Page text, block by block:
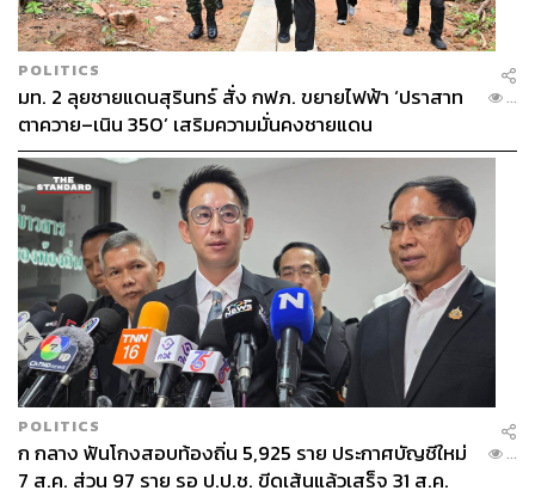
POLITICS
มท. 2 ลุยชายแดนสุรินทร์ สั่ง กฟภ. ขยายไฟฟ้า ‘ปราสาท
ตาควาย–เนิน 350’ เสริมความมั่นคงชายแดน
...
POLITICS
ก กลาง ฟันโกงสอบท้องถิ่น 5,925 ราย ประกาศบัญชีใหม่
7 ส.ค. ส่วน 97 ราย รอ ป.ป.ช. ขีดเส้นแล้วเสร็จ 31 ส.ค.
...